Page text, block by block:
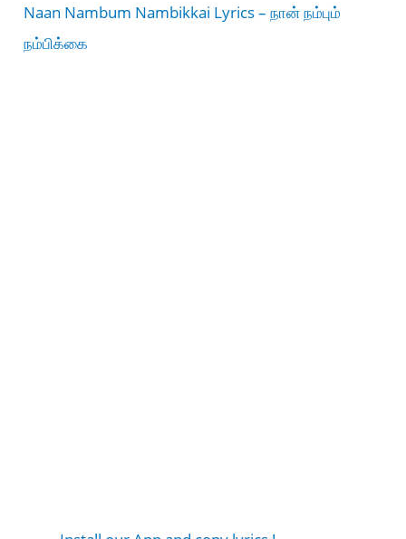
Naan Nambum Nambikkai Lyrics – நான் நம்பும்
நம்பிக்கை